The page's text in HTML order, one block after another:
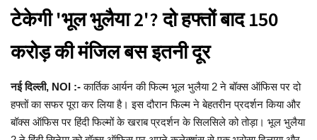
टेकेगी 'भूल भुलैया 2'? दो हफ्तों बाद 150
करोड़ की मंजिल बस इतनी दूर
नई दिल्ली, NOI :-कार्तिक आर्यन की फिल्म भूल भुलैया 2 ने बॉक्स ऑफिस पर दो
हफ्तों का सफर पूरा कर लिया है। इस दौरान फिल्म ने बेहतरीन प्रदर्शन किया और
बॉक्स ऑफिस पर हिंदी फिल्मों के खराब प्रदर्शन के सिलसिले को तोड़ा। भूल भुलैया